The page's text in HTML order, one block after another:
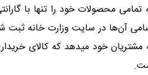
تمامی محصولات خود را تنها
در سایت وزارت خانه ثبت